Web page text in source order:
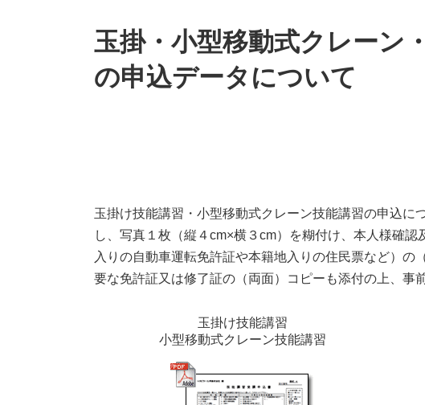
玉掛・小型移動式クレーン
の申込データについて
玉掛け技能講習・小型移動式クレーン技能講習の申込に
し、写真１枚（縦４cm×横３cm）を糊付け、本人様確
入りの自動車運転免許証や本籍地入りの住民票など）
要な免許証又は修了証の（両面）コピーも添付の上、事
玉掛け技能講習
小型移動式クレーン技能講習